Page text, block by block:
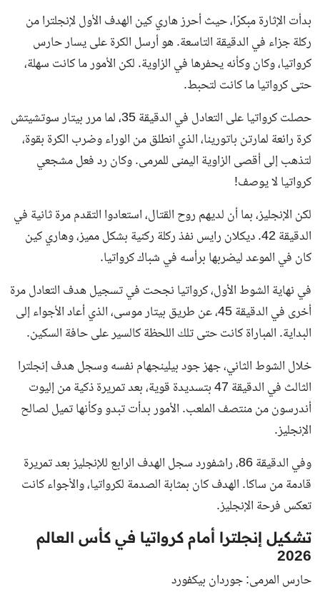
بدأت الإثارة مبكرًا، حيث أحرز هاري كين الهدف الأول لإنجلترا من
ركلة جزاء في الدقيقة التاسعة. هو أرسل الكرة على يسار حارس
كرواتيا، وكان وكأنه يحفرها في الزاوية. لكن الأمور ما كانت سهلة،
حتى كرواتيا ما كانت لتحبط.
حصلت كرواتيا على التعادل في الدقيقة 35، لما مرر بيتار سوتشيتش
كرة رائعة لمارتن باتورينا، الذي انطلق من الوراء وضرب الكرة بقوة،
لتذهب إلى أقصى الزاوية اليمنى للمرمى. وكان رد فعل مشجعي
كرواتيا لا يوصف!
لكن الإنجليز، بما أن لديهم روح القتال، استعادوا التقدم مرة ثانية في
الدقيقة 42. ديكلان رايس نفذ ركلة ركنية بشكل مميز، وهاري كين
كان في الموعد ليضربها برأسه في شباك كرواتيا.
في نهاية الشوط الأول، كرواتيا نجحت في تسجيل هدف التعادل مرة
أخرى في الدقيقة 45، عن طريق بيتار موسى، الذي أعاد الأجواء إلى
البداية. المباراة كانت حتى تلك اللحظة كالسير على حافة السكين.
خلال الشوط الثاني، جهز جود بيلينجهام نفسه وسجل هدف إنجلترا
الثالث في الدقيقة 47 بتسديدة قوية، بعد تمريرة ذكية من إليوت
أندرسون من منتصف الملعب. الأمور بدأت تبدو وكأنها تميل لصالح
الإنجليز.
وفي الدقيقة 86، راشفورد سجل الهدف الرابع للإنجليز بعد تمريرة
قادمة من ساكا. الهدف كان بمثابة الصدمة لكرواتيا، والأجواء كانت
تعكس فرحة الإنجليز.
تشكيل إنجلترا أمام كرواتيا في كأس العالم
2026
حارس المرمى: جوردان بيكفورد